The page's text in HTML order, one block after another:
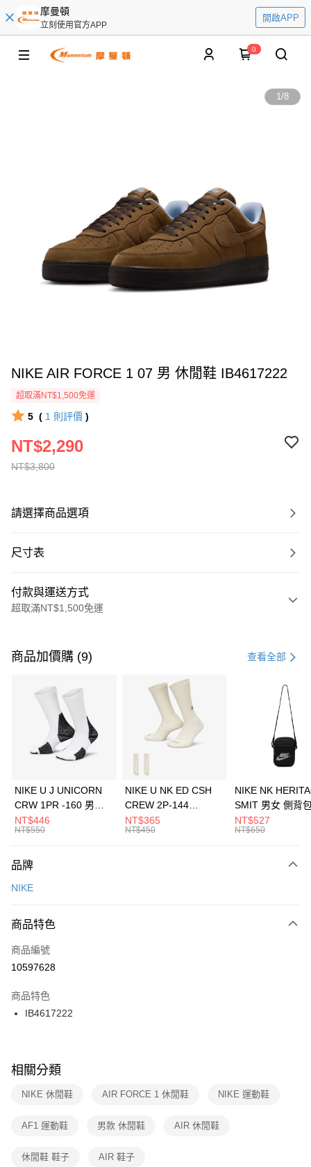
摩曼頓
立刻使用官方APP
開啟APP
0
1/8
NIKE AIR FORCE 1 07 男 休閒鞋 IB4617222
超取滿NT$1,500免運
5 ( 1 則評價 )
NT$3,800
NT$2,290
請選擇商品選項
尺寸表
付款與運送方式
超取滿NT$1,500免運
信用卡一次付款
3 期 0 利率 每期 21家銀行
合作金庫商業銀行
第一商業銀行
華南商業銀行
彰化商業銀行
上海商業儲蓄銀行
元大商業銀行
台灣樂天信用卡公司
Apple Pay
全盈+PAY
AFTEE先享後付
【關於「AFTEE先享後付」】
便利好安心！
３．安心：先確認商品／服務後，再付款。
【「AFTEE先享後付」結帳流程】
１．於結帳方式選擇「AFTEE先享後付」後，將跳轉至「AFTEE先享後付」
２．訂單成立數日內，您將收到繳費通知簡訊。
３．收到繳費通知簡訊後14天內，點擊此簡訊中的連結，可透過四大超商／
ATM／網路銀行／等多元方式進行付款，方視為交易完成。
※ 交易是否成功請以「AFTEE先享後付 」之結帳頁面顯示為準，若有關於
是否繳費成功／繳費後需取消欲退款等相關疑問，請聯繫「AFTEE先享後付
客戶支援中心」
https://netprotections.freshdesk.com/support/home
１．透過由恩沛科技股份有限公司提供之「AFTEE先享後付」服務完成之交
權轉讓予恩沛科技股份有限公司。
運送方式
每筆NT$100，滿NT$1,500(含以上)免運費
宅配
每筆NT$100，滿NT$1,500(含以上)免運費
付款後門市自取
每筆NT$100，滿NT$1,500(含以上)免運費
商品加價購 (9) 查看全部
NIKE U J UNICORN
CRW 1PR -160 男女
中統襪 FZ3393100
NT$446
NT$550
NIKE U NK ED CSH
CREW 2P-144
EMBRDY 男女 短統襪
FZ3073133
NT$365
NT$450
NIKE NK
SMIT 男女 側背
BA5871010
NT$527
NT$650
品牌
NIKE
商品特色
商品編號
10597628
商品特色
IB4617222
相關分類
NIKE 休閒鞋 AIR FORCE 1 休閒鞋 NIKE 運動鞋
AF1 運動鞋 男款 休閒鞋 AIR 休閒鞋
休閒鞋 鞋子 AIR 鞋子